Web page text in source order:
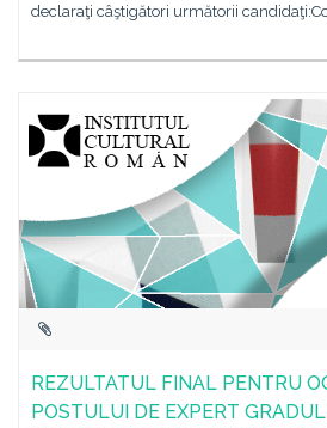
declaraţi câştigători următorii
REZULTATUL FINAL PENTRU
POSTULUI DE EXPERT